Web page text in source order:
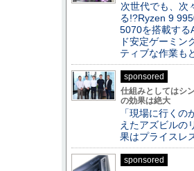
次世代でも、次
る!?Ryzen 9
5070を搭載する
ド安定ゲーミン
ティブな作業も
sponsored
仕組みとしてはシ
の効果は絶大
「現場に行くの
えたアズビル
果はプライスレ
sponsored